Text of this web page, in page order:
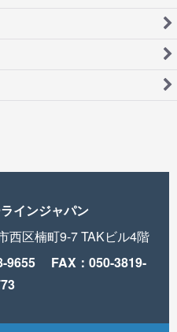
インジャパン
西区楠町9-7 TAKビル4階
9655 FAX：050-3819-